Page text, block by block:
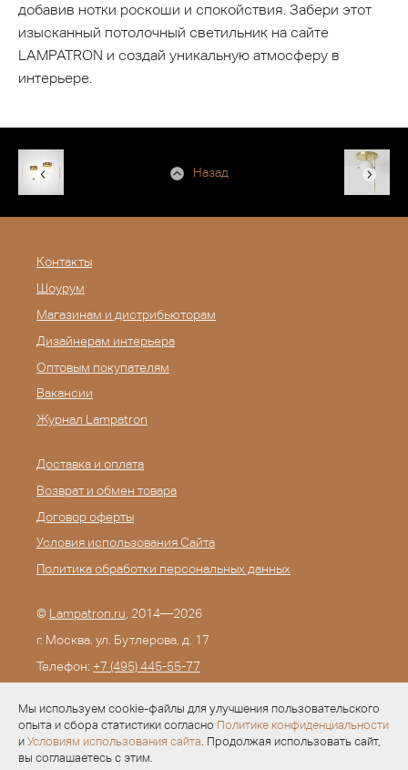
Мы используем cookie-файлы для улучшения пользовательского
опыта и сбора статистики согласно Политике конфиденциальности
и Условиям использования сайта. Продолжая использовать сайт,
вы соглашаетесь с этим.
добавив нотки роскоши и спокойствия. Забери этот
изысканный потолочный светильник на сайте
LAMPATRON и создай уникальную атмосферу в
интерьере.
Назад
Контакты
Шоурум
Магазинам и дистрибьюторам
Дизайнерам интерьера
Оптовым покупателям
Вакансии
Журнал Lampatron
Доставка и оплата
Возврат и обмен товара
Договор оферты
Условия использования Сайта
Политика обработки персональных данных
© Lampatron.ru , 2014—2026
г. Москва. ул. Бутлерова, д. 17
Телефон: +7 (495) 445-55-77
Разработка —Evid.ru